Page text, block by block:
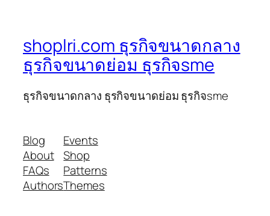
shoplri.com ธุรกิจขนาดกลาง
ธุรกิจขนาดย่อม ธุรกิจsme
ธุรกิจขนาดกลาง ธุรกิจขนาดย่อม ธุรกิจsme
Blog
About
FAQs
Authors
Events
Shop
Patterns
Themes